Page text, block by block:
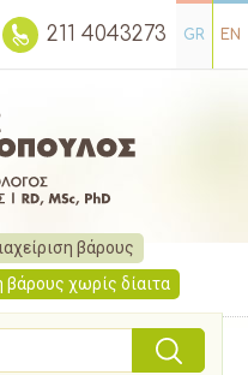
GR EN
211 4043273
βάρους
βάρους χωρίς δίαιτα